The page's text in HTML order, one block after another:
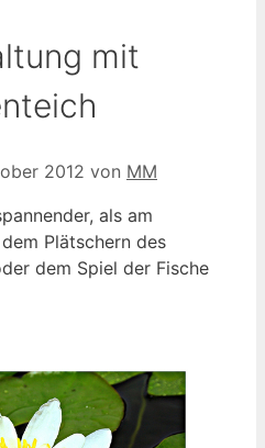
mit
2012 von MM
als am
Plätschern des
dem Spiel der Fische